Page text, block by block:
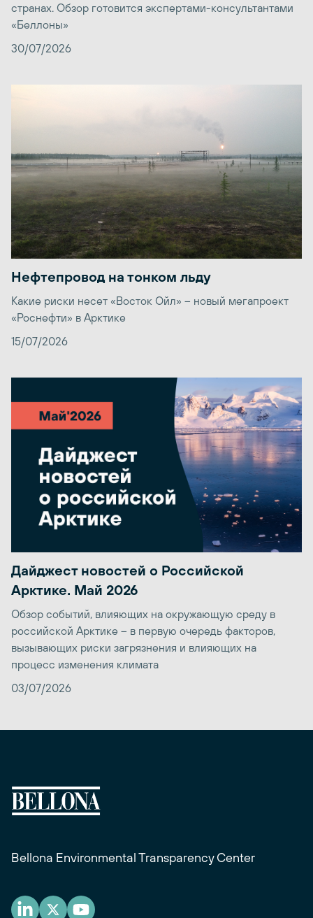
странах. Обзор готовится экспертами-консультантами
«Беллоны»
30/07/2026
Нефтепровод на тонком льду
Какие риски несет «Восток Ойл» – новый мегапроект
«Роснефти» в Арктике
15/07/2026
Дайджест новостей о Российской
Арктике. Май 2026
Обзор событий, влияющих на окружающую среду в
российской Арктике – в первую очередь факторов,
вызывающих риски загрязнения и влияющих на
процесс изменения климата
03/07/2026
Bellona Environmental Transparency Center